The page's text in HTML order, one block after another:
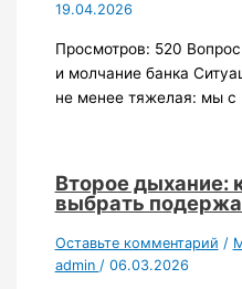
19.04.2026
Просмотров: 520 Вопрос
и молчание банка
не менее тяжелая: мы
Второе дыхание:
выбрать
Оставьте комментарий /
admin / 06.03.2026